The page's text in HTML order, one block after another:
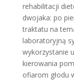
rehabilitacji
dwojaka: po
traktatu na
laboratoryjną
wykorzystanie
kierowania
ofiarom głodu